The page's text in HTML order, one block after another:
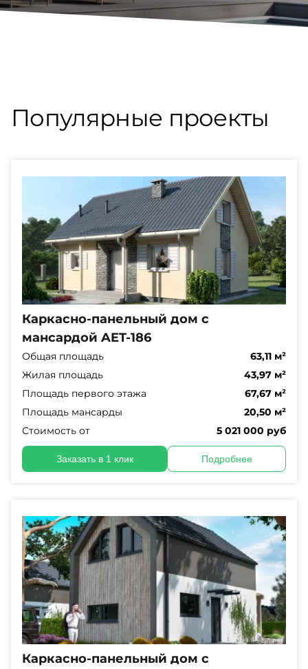
Популярные проекты
Каркасно-панельный дом с
мансардой AET-186
Общая площадь
63,11 м²
Жилая площадь
43,97 м²
Площадь первого этажа
67,67 м²
Площадь мансарды
20,50 м²
Стоимость от
5 021 000 руб
Заказать в 1 клик Подробнее
Каркасно-панельный дом с